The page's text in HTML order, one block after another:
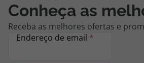
Conheça as
Receba as melhores ofertas e
Endereço de email *